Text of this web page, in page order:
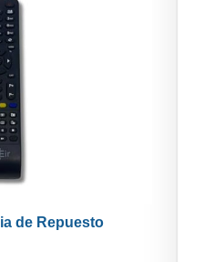
de Repuesto